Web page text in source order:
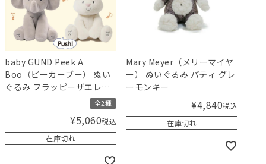
baby GUND Peek A
Boo（ピーカーブー） ぬい
ぐるみ フラッピーザエレフ
ァント／フローラバニー全2種
¥5,060税込
在庫切れ
Mary Meyer（メリーマイヤ
ー） ぬいぐるみ パティ グレ
ーモンキー
¥4,840税込
在庫切れ